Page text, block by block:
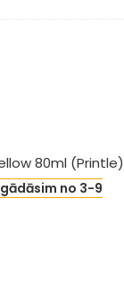
80ml (Printle)
no 3-9